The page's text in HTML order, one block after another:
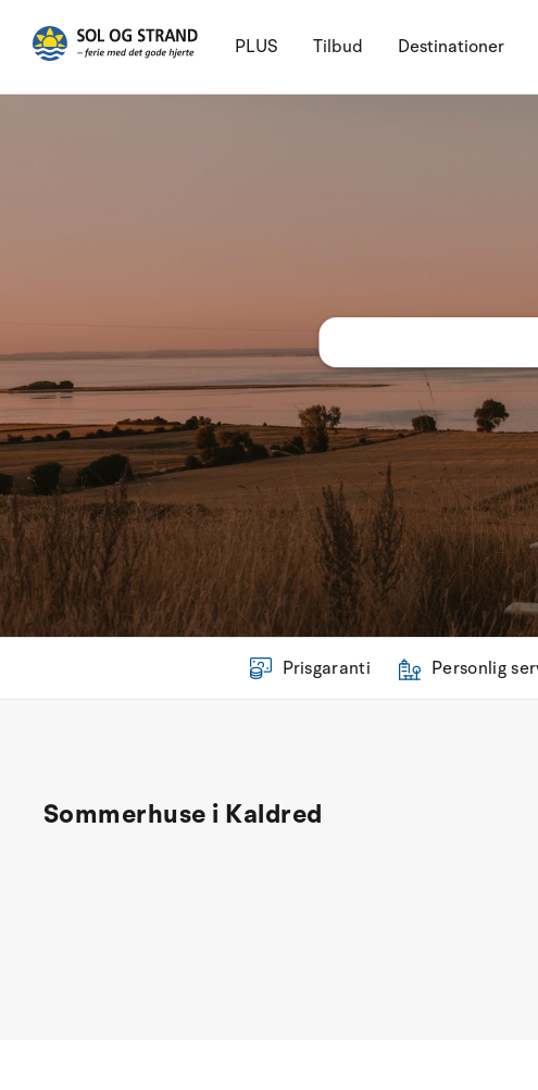
PLUS Tilbud Destinationer
Prisgaranti Personlig
Sommerhuse i Kaldred